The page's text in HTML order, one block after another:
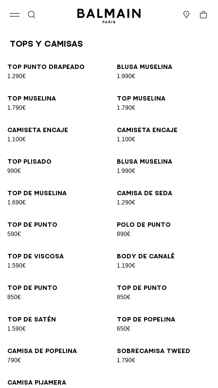
Cesta
Tops Y Camisas
Top punto drapeado
1.290€
Blusa muselina
1.990€
Top muselina
1.790€
Top muselina
1.790€
Camiseta encaje
1.100€
Camiseta encaje
1.100€
Top plisado
990€
Blusa muselina
1.990€
Top de muselina
1.690€
Camisa de seda
1.290€
Top de punto
590€
Polo de punto
890€
Top de viscosa
1.590€
Body de canalé
1.190€
Top de punto
850€
Top de punto
850€
Top de satén
1.590€
Top de popelina
650€
Camisa de popelina
790€
Sobrecamisa tweed
1.790€
Camisa pijamera